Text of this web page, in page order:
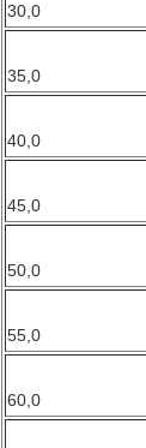
30,0
35,0
40,0
45,0
50,0
55,0
60,0